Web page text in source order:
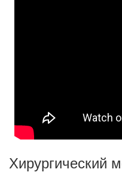
Хирургический